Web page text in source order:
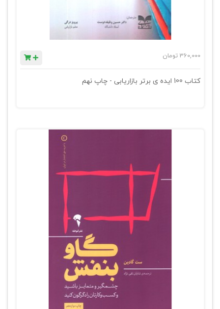
360,000 تومان
کتاب 100 ایده ی برتر بازاریابی - چاپ نهم